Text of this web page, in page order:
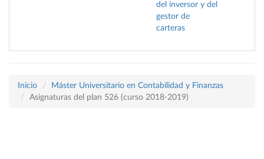
del inversor y del
gestor de
carteras
Inicio
Máster Universitario en Contabilidad y Finanzas
Asignaturas del plan 526 (curso 2018-2019)